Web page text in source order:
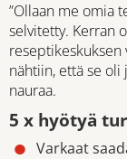
”Ollaan me omia
selvitetty. Kerran
nähtiin, että se oli
nauraa.
5 x hyötyä
Varkaat